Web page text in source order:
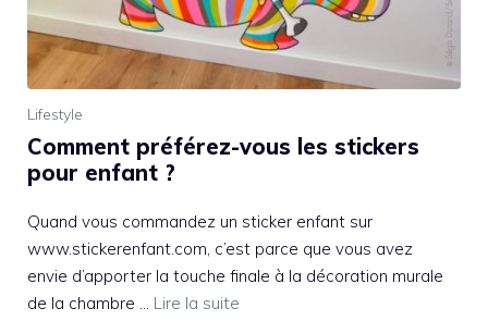
Lifestyle
Comment préférez-vous les stickers
pour enfant ?
Quand vous commandez un sticker enfant sur
www.stickerenfant.com, c’est parce que vous avez
envie d’apporter la touche finale à la décoration murale
de la chambre … Lire la suite